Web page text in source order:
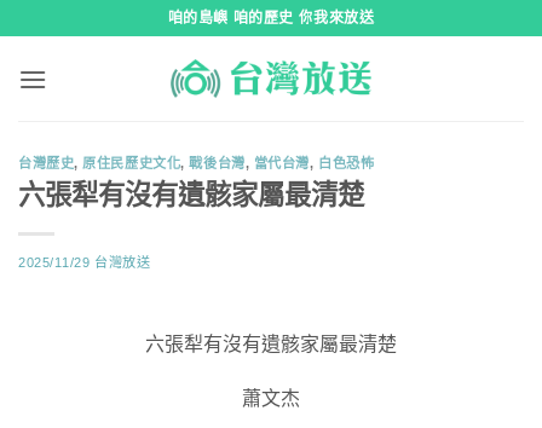
咱的島嶼 咱的歷史 你我來放送
台灣歷史, 原住民歷史文化,戰後台灣, 當代台灣, 白色恐怖
六張犁有沒有遺骸家屬最清楚
2025/11/29 台灣放送
六張犁有沒有遺骸家屬最清楚
蕭文杰